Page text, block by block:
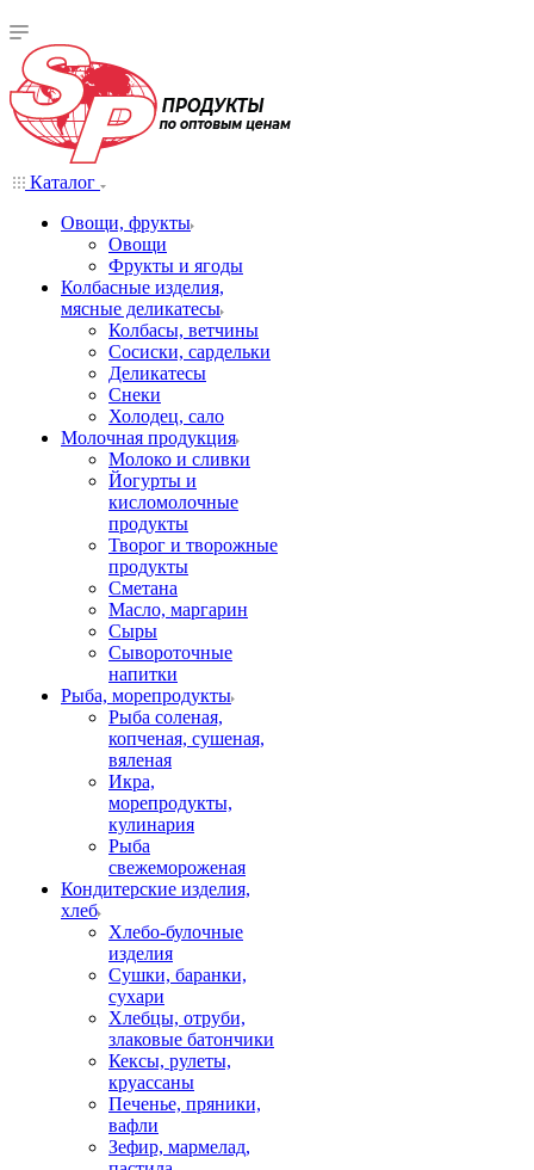
Каталог
Овощи, фрукты
Овощи
Фрукты и ягоды
Колбасные изделия,
мясные деликатесы
Колбасы, ветчины
Сосиски, сардельки
Деликатесы
Снеки
Холодец, сало
Молочная продукция
Молоко и сливки
Йогурты и
кисломолочные
продукты
Творог и творожные
продукты
Сметана
Масло, маргарин
Сыры
Сывороточные
напитки
Рыба, морепродукты
Рыба соленая,
копченая, сушеная,
вяленая
Икра,
морепродукты,
кулинария
Рыба
свежемороженая
Кондитерские изделия,
хлеб
Хлебо-булочные
изделия
Сушки, баранки,
сухари
Хлебцы, отруби,
злаковые батончики
Кексы, рулеты,
круассаны
Печенье, пряники,
вафли
Зефир, мармелад,